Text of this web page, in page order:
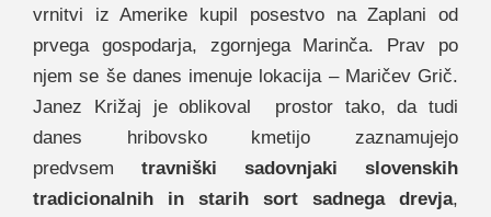
vrnitvi iz Amerike kupil posestvo na Zaplani od
prvega gospodarja, zgornjega Marinča. Prav po
njem se še danes imenuje lokacija – Maričev Grič.
Janez Križaj je oblikoval prostor tako, da tudi
danes hribovsko kmetijo zaznamujejo
predvsem travniški sadovnjaki slovenskih
tradicionalnih in starih sort sadnega drevja,